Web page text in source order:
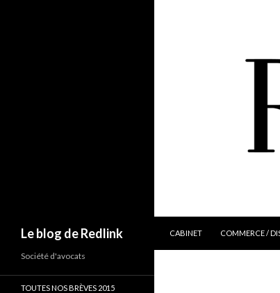
Le blog de Redlink
CABINET
COMMERCE /
Société d'avocats
TOUTES NOS BRÈVES 2015